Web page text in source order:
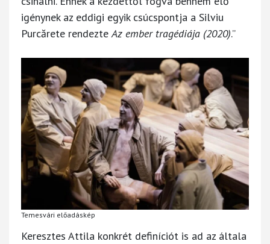
igénynek az eddigi egyik csúcspontja a Silviu
Purcărete rendezteAz ember tragédiája (2020).”
Temesvári előadáskép
Keresztes Attila konkrét definíciót is ad az általa